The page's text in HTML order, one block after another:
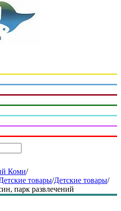
Коми/
товары/Детские товары/
парк развлечений